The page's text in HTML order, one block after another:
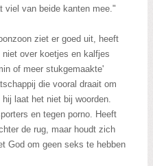
viel van beide kanten mee."
ziet er goed uit, heeft
over koetjes en kalfjes
of meer stukgemaakte'
die vooral draait om
laat het niet bij woorden.
en tegen porno. Heeft
de rug, maar houdt zich
God om geen seks te hebben